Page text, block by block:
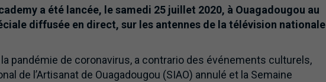
a été lancée, le samedi 25 juillet 2020, à Ouagadougou au
diffusée en direct, sur les antennes de la télévision nationale
pandémie de coronavirus, a contrario des événements culturels,
de l’Artisanat de Ouagadougou (SIAO) annulé et la Semaine